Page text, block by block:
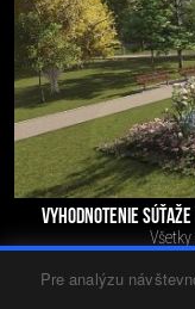
Pre analýzu
VYHODNOTENIE